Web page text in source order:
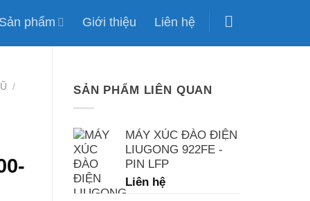
phẩm Giới thiệu Liên hệ
SẢN PHẨM LIÊN QUAN
MÁY XÚC ĐÀO ĐIỆN
LIUGONG 922FE -
PIN LFP
Liên hệ
/